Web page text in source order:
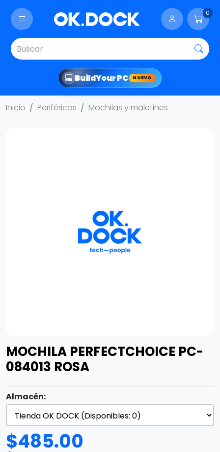
0
BuildYour PC NUEVO
Inicio Periféricos Mochilas y maletines
MOCHILA PERFECTCHOICE PC-
084013 ROSA
Almacén:
$485.00